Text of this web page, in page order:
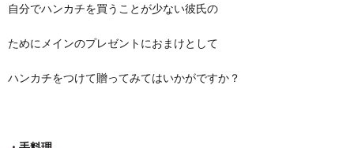
自分でハンカチを買うことが少ない彼氏の
ためにメインのプレゼントにおまけとして
ハンカチをつけて贈ってみてはいかがですか？